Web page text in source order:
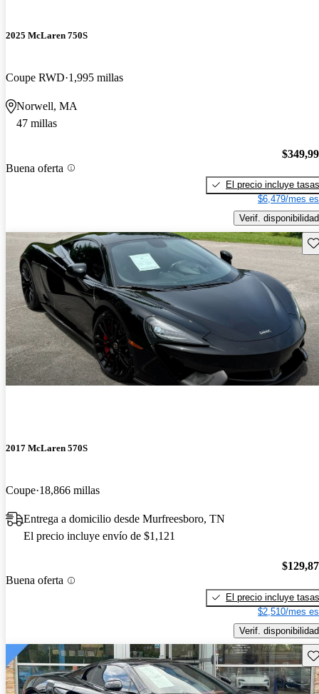
2025 McLaren 750S
Coupe RWD 1,995 millas
Norwell, MA
47 millas
Buena oferta
El precio incluye tasas
$6,479/mes
Verif. disponibilidad
2017 McLaren 570S
Coupe 18,866 millas
Entrega a domicilio desde Murfreesboro, TN
El precio incluye envío de $1,121
Buena oferta
El precio incluye tasas
$2,510/mes
Verif. disponibilidad